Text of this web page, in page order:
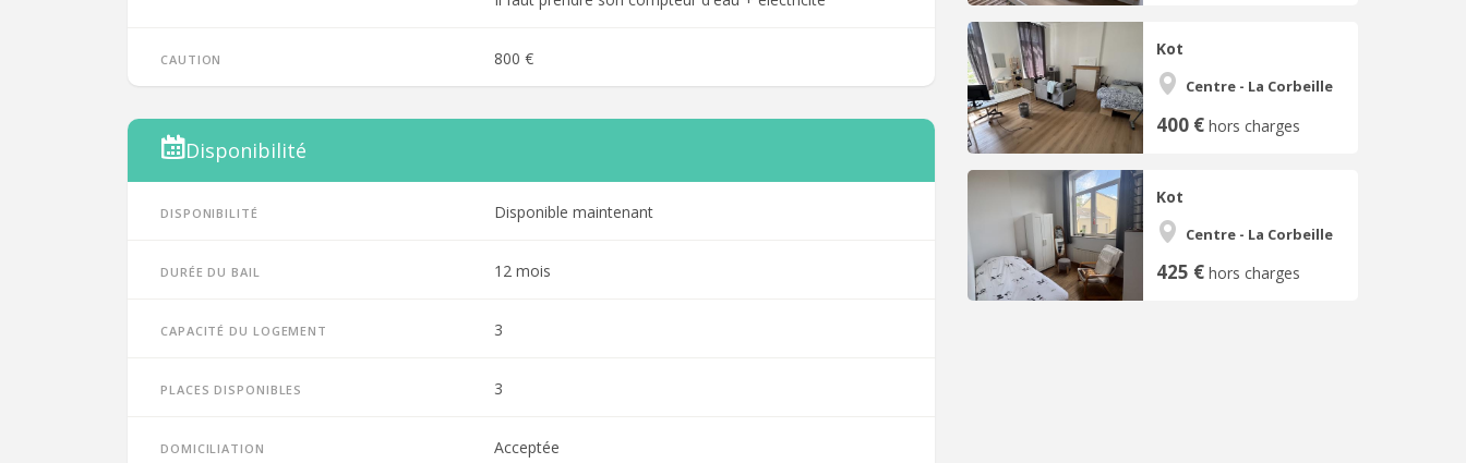
Kot
Centre - La Corbeille
400 € hors charges
Kot
Centre - La Corbeille
425 € hors charges
Caution 800 €
Disponibilité
Disponibilité Disponible maintenant
Durée du bail 12 mois
Capacité du logement 3
Places disponibles 3
Domiciliation Acceptée